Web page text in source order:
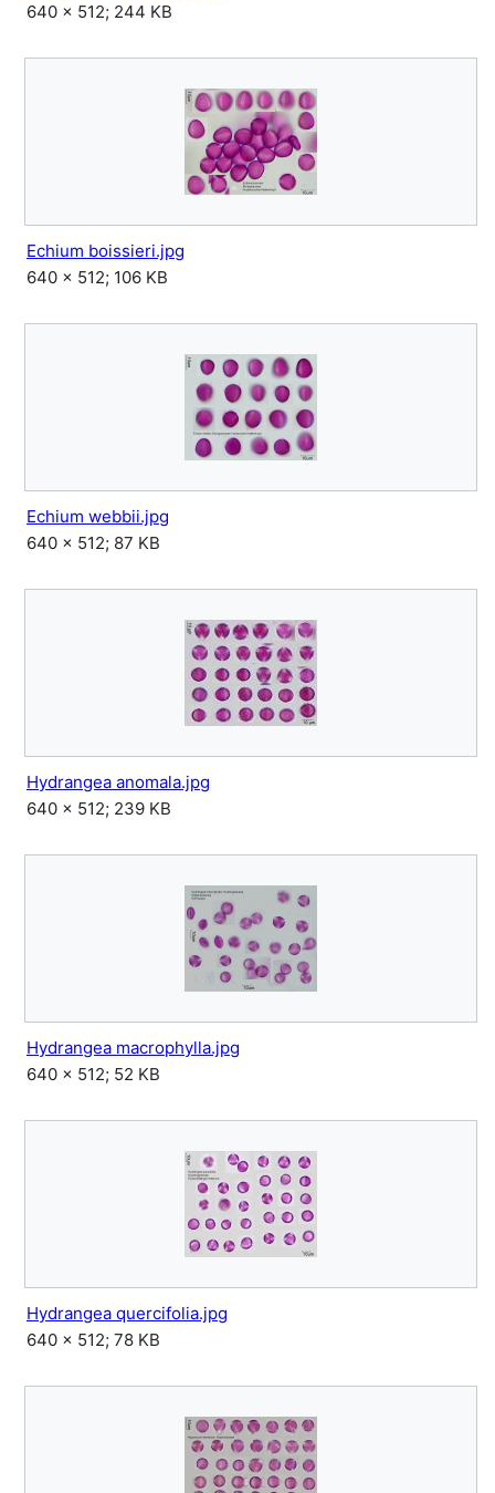
640 × 512; 244 KB
Echium boissieri.jpg
640 × 512; 106 KB
Echium webbii.jpg
640 × 512; 87 KB
Hydrangea anomala.jpg
640 × 512; 239 KB
Hydrangea macrophylla.jpg
640 × 512; 52 KB
Hydrangea quercifolia.jpg
640 × 512; 78 KB